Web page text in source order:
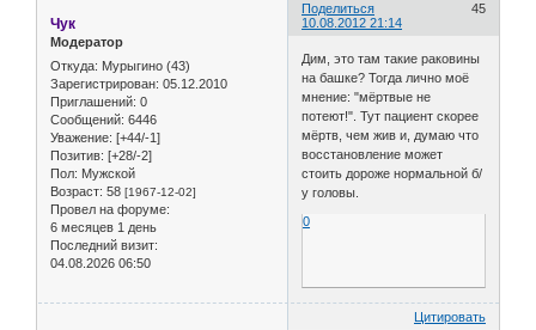
Поделиться
45
10.08.2012 21:14
Чук
Модератор
Откуда: Мурыгино (43)
Зарегистрирован: 05.12.2010
Приглашений: 0
Сообщений: 6446
Уважение: [+44/-1]
Позитив: [+28/-2]
Пол: Мужской
Возраст: 58 [1967-12-02]
Провел на форуме:
6 месяцев 1 день
Последний визит:
04.08.2026 06:50
Дим, это там такие раковины
на башке? Тогда лично моё
мнение: "мёртвые не
потеют!". Тут пациент скорее
мёртв, чем жив и, думаю что
восстановление может
стоить дороже нормальной б/
у головы.
0
Цитировать